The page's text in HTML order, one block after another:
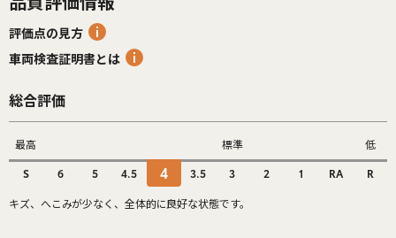
評価点の見方
車両検査証明書とは
総合評価
最高 標準 低
S 6 5 4.5 4 3.5 3 2 1 RA R
キズ、へこみが少なく、全体的に良好な状態です。